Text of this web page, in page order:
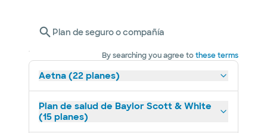
Plan de seguro o compañía
By searching you agree tothese terms
Aetna (22 planes)
Plan de salud de Baylor Scott & White
(15 planes)